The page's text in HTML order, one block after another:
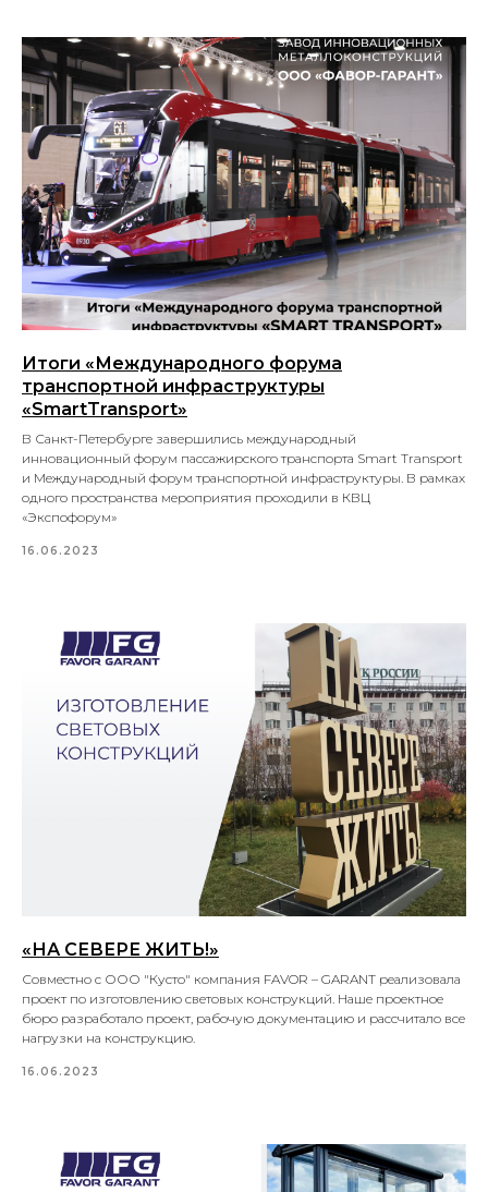
Итоги «Международного форума
транспортной инфраструктуры
«SmartTransport»
В Санкт-Петербурге завершились международный
инновационный форум пассажирского транспорта Smart Transport
и Международный форум транспортной инфраструктуры. В рамках
одного пространства мероприятия проходили в КВЦ
«Экспофорум»
16.06.2023
«НА СЕВЕРЕ ЖИТЬ!»
Совместно с ООО "Кусто" компания FAVOR – GARANT реализовала
проект по изготовлению световых конструкций. Наше проектное
бюро разработало проект, рабочую документацию и рассчитало все
нагрузки на конструкцию.
16.06.2023